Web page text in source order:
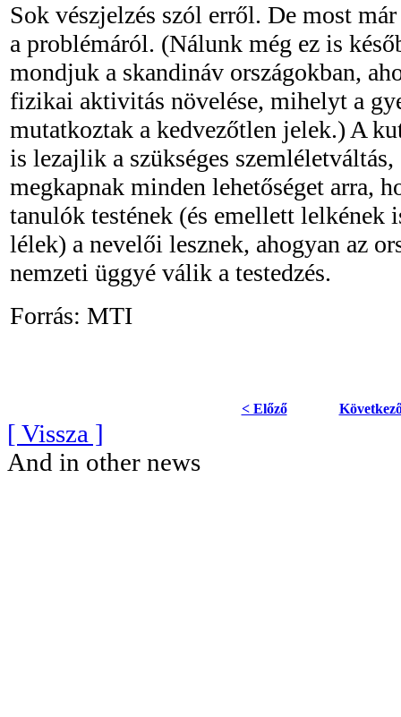
Sok vészjelzés szól erről. De most
a problémáról. (Nálunk még ez is
mondjuk a skandináv országokban,
fizikai aktivitás növelése, mihelyt a
mutatkoztak a kedvezőtlen jelek.) A
is lezajlik a szükséges szemléletváltás,
megkapnak minden lehetőséget arra,
tanulók testének (és emellett lelkének
lélek) a nevelői lesznek, ahogyan az
nemzeti üggyé válik a testedzés.
Forrás: MTI
< Előző
[ Vissza ]
And in other news